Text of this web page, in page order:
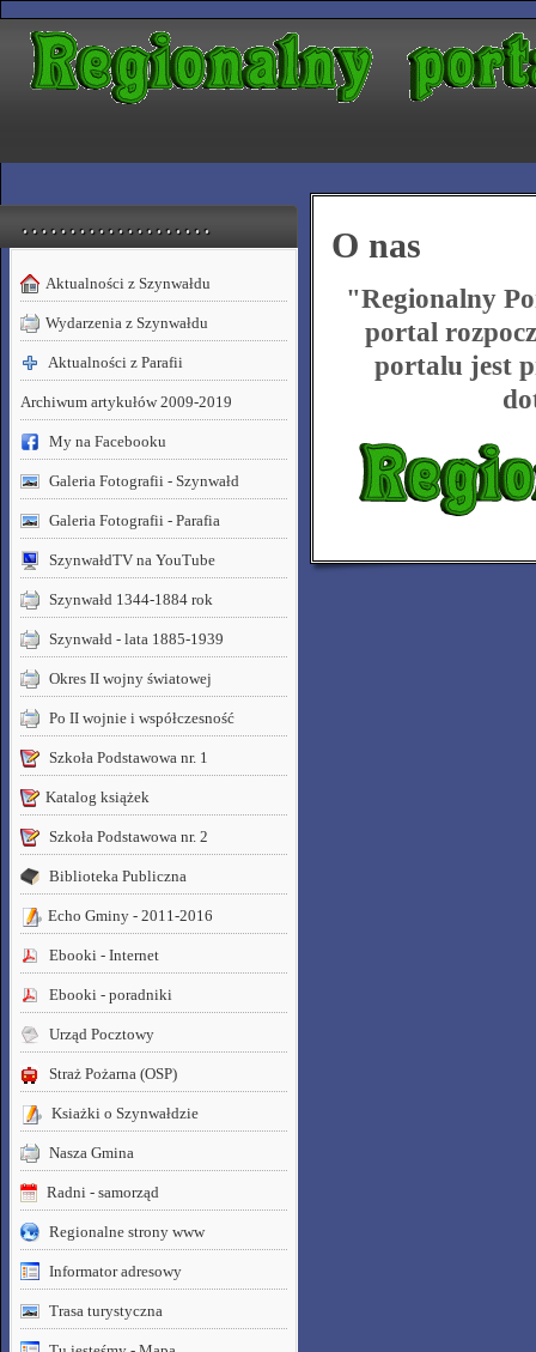
. . . . . . . . . . . . . . . . . . . .
Aktualności z Szynwałdu
Wydarzenia z Szynwałdu
Aktualności z Parafii
Archiwum artykułów 2009-2019
My na Facebooku
Galeria Fotografii - Szynwałd
Galeria Fotografii - Parafia
SzynwałdTV na YouTube
Szynwałd 1344-1884 rok
Szynwałd - lata 1885-1939
Okres II wojny światowej
Po II wojnie i współczesność
Szkoła Podstawowa nr. 1
Katalog książek
Szkoła Podstawowa nr. 2
Biblioteka Publiczna
Echo Gminy - 2011-2016
Ebooki - Internet
Ebooki - poradniki
Urząd Pocztowy
Straż Pożarna (OSP)
Ksiażki o Szynwałdzie
Nasza Gmina
Radni - samorząd
Regionalne strony www
Informator adresowy
Trasa turystyczna
O nas
"Regionalny
portal
portalu jest